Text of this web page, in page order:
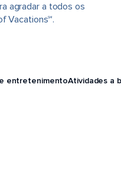
agradar a todos os
Vacations℠.
entretenimentoAtividades a